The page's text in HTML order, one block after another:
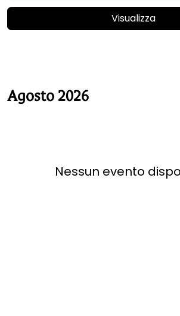
Visualizza
Agosto 2026
Nessun evento